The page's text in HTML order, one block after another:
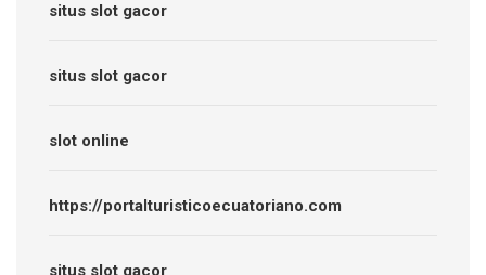
situs slot gacor
situs slot gacor
slot online
https://portalturisticoecuatoriano.com